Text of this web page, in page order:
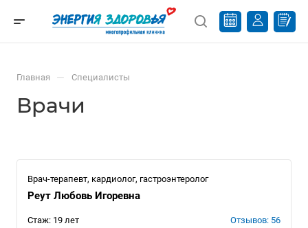
Главная — Специалисты
Врачи
Врач-терапевт, кардиолог, гастроэнтеролог
Реут Любовь Игоревна
Стаж: 19 лет Отзывов: 56